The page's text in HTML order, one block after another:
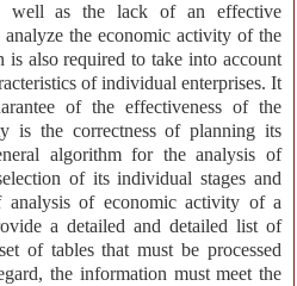
well as the lack of an effective
the economic activity of the
is also required to take into account
of individual enterprises. It
of the effectiveness of the
is the correctness of planning its
algorithm for the analysis of
of its individual stages and
analysis of economic activity of a
a detailed and detailed list of
of tables that must be processed
the information must meet the